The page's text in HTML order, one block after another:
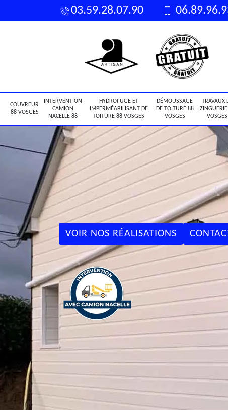
03.59.28.07.90
COUVREUR
88 VOSGES
INTERVENTION
CAMION
NACELLE 88
HYDROFUGE ET
IMPERMÉABILISANT DE
TOITURE 88 VOSGES
DÉMOUSSAGE
DE TOITURE 88
VOSGES
TRAVAUX
VOSGES
VOIR NOS RÉALISATIONS